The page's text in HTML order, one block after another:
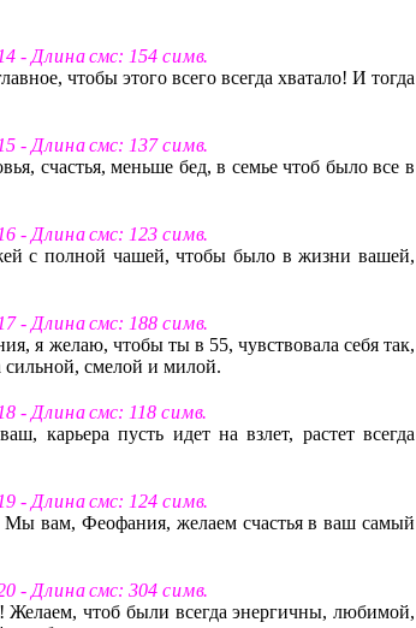
- Д л и н асмс: 154 с и м в.
чтобы этого всего всегда хватало! И тогда
- Д л и н асмс: 137с и м в.
счастья, меньше бед, в семье чтоб было все в
- Д л и н асмс: 123 с и м в.
с полной чашей, чтобы было в жизни вашей,
- Д л и н асмс: 188 с и м в.
я желаю, чтобы ты в 55, чувствовала себя так,
сильной, смелой и милой.
- Д л и н асмс: 118 с и м в.
карьера пусть идет на взлет, растет всегда
- Д л и н асмс: 124 с и м в.
Мы вам, Феофания, желаем счастья в ваш самый
- Д л и н асмс: 304 с и м в.
чтоб были всегда энергичны, любимой,